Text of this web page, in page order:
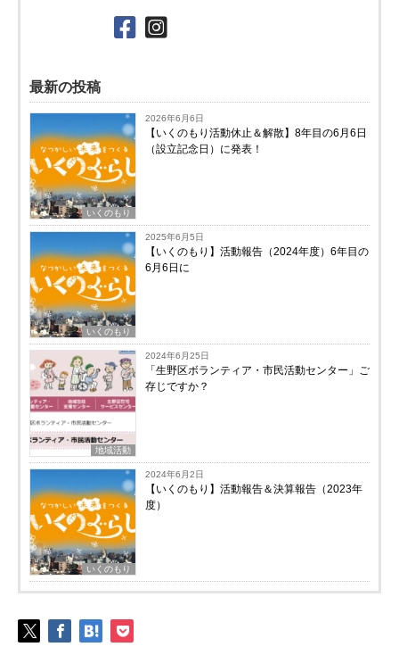
最新の投稿
いくのもり
2026年6月6日
【いくのもり活動休止＆解散】8年目の6月6日
（設立記念日）に発表！
いくのもり
2025年6月5日
【いくのもり】活動報告（2024年度）6年目の
6月6日に
地域活動
2024年6月25日
「生野区ボランティア・市民活動センター」ご
存じですか？
いくのもり
2024年6月2日
【いくのもり】活動報告＆決算報告（2023年
度）